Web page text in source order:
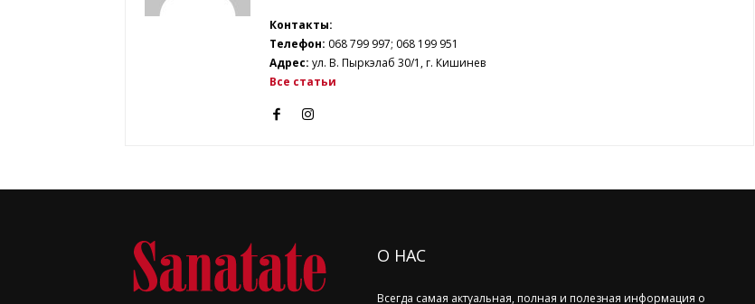
Контакты:
Телефон: 068 799 997; 068 199 951
Адрес: ул. В. Пыркэлаб 30/1, г. Кишинев
Все статьи
О НАС
Всегда самая актуальная, полная и полезная информация о